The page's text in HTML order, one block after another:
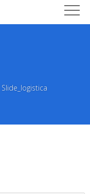
Slide_logistica